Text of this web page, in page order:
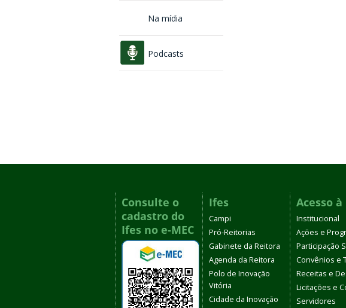
Na mídia
Podcasts
Consulte o
cadastro do
Ifes no e-MEC
Ifes
Campi
Pró-Reitorias
Gabinete da Reitora
Agenda da Reitora
Polo de Inovação
Vitória
Cidade da Inovação
Acesso
Institucional
Ações e
Participação
Convênios e
Receitas e
Licitações e
Servidores